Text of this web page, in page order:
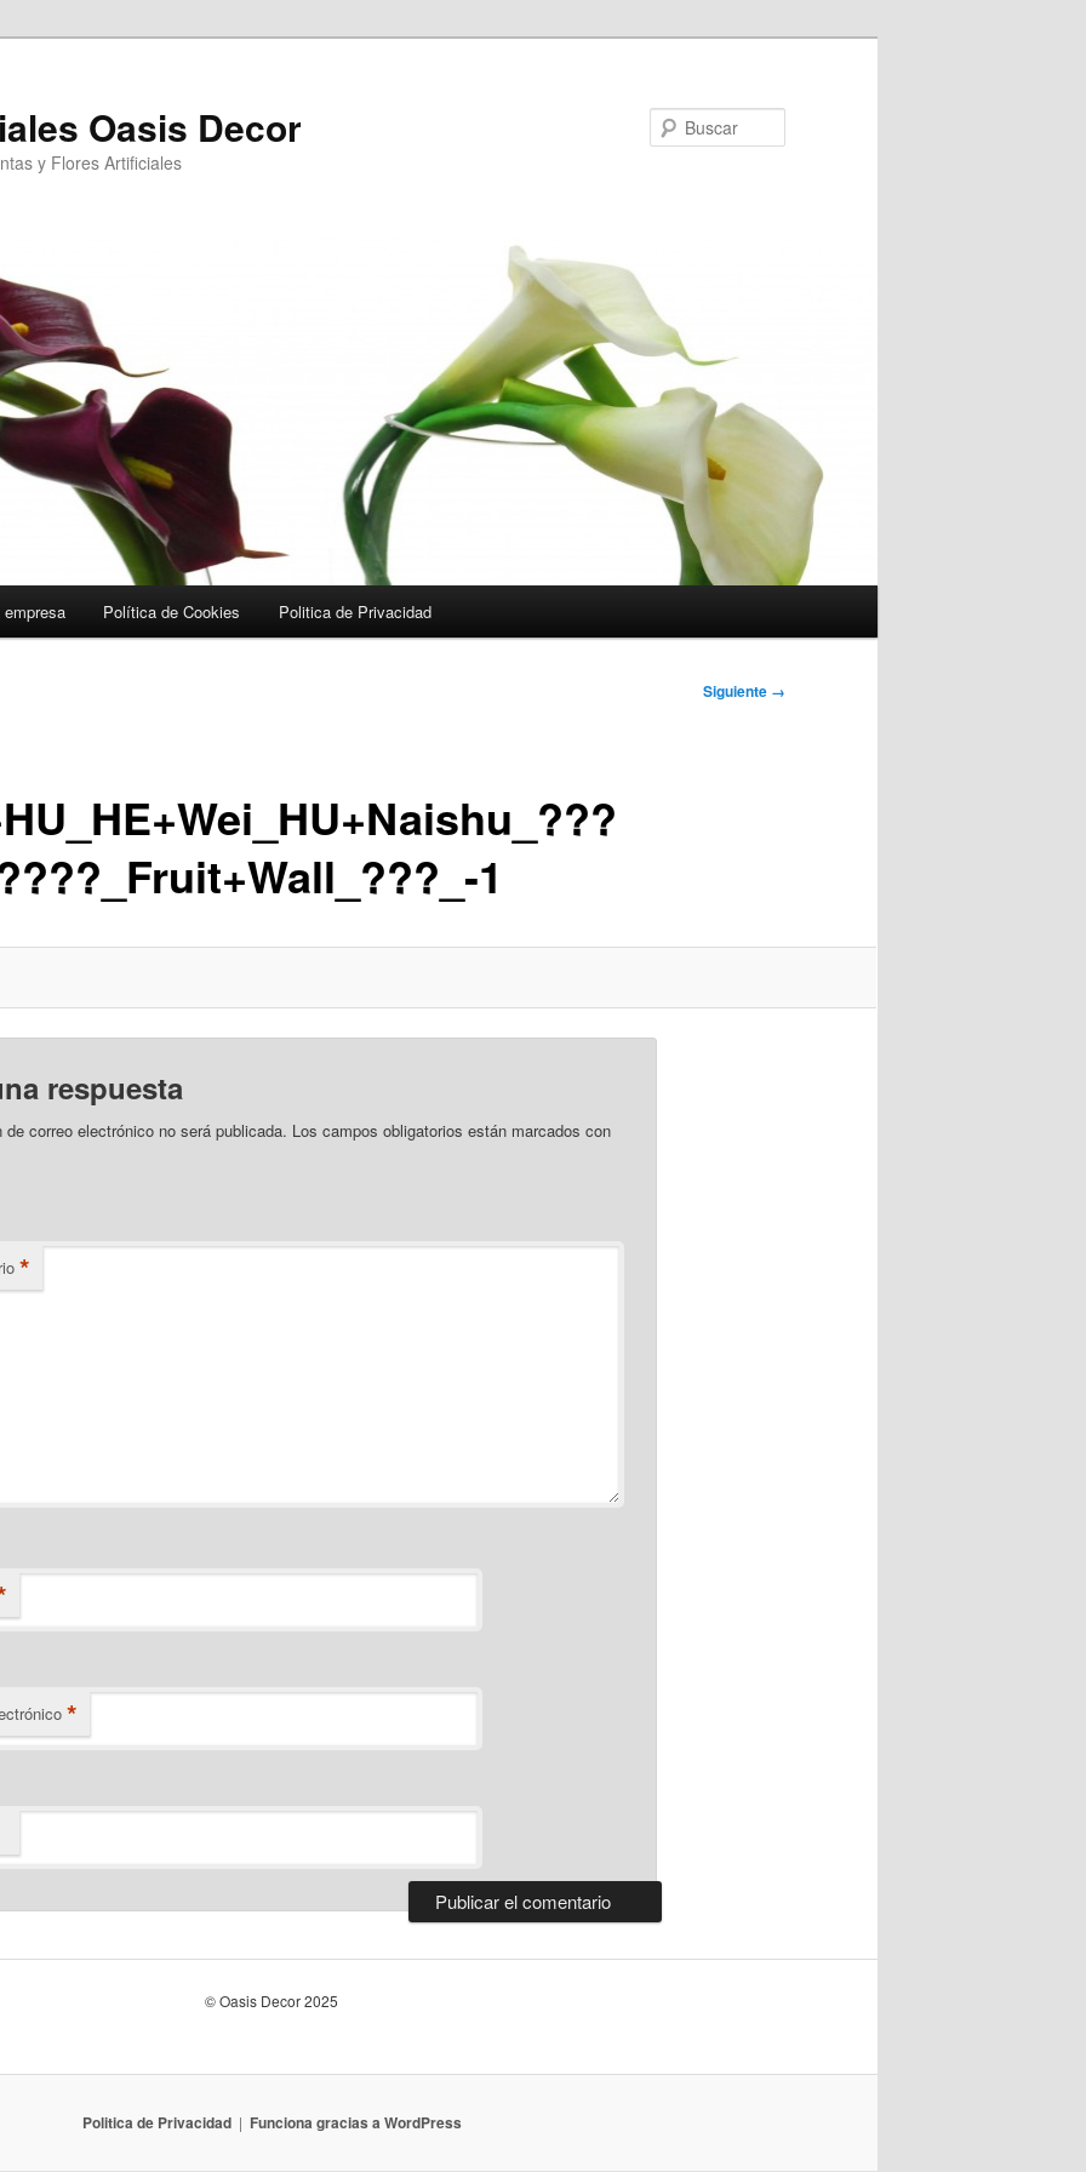
Oasis Decor
y Flores Artificiales
Política de Cookies Politica de Privacidad
Siguiente →
1
respuesta
de correo electrónico no será publicada. Los campos obligatorios están marcados con
*
*
© Oasis Decor 2025
Politica de Privacidad Funciona gracias a WordPress